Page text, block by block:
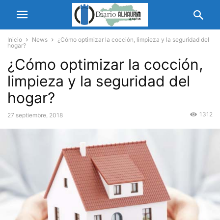
Inicio News
¿Cómo optimizar la cocción, limpieza y la seguridad del
hogar?
¿Cómo optimizar la cocción,
limpieza y la seguridad del
hogar?
27 septiembre, 2018 1312